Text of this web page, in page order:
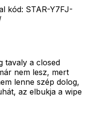
kód: STAR-Y7FJ-
tavaly a closed
nem lesz, mert
lenne szép dolog,
az elbukja a wipe